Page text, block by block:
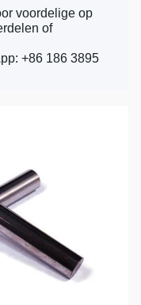
voordelige op
of
+86 186 3895